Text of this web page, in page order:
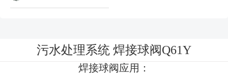
污水处理系统 焊接球阀Q61Y
焊接球阀应用：